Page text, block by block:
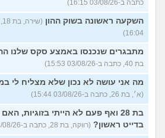
כתבה ב-03/08/26 16:15)
השקעה ראשונה בשוק ההון
16:04)
מתבגרים שנכנסו באמצע סקס שלנו
בת 40, כתבה ב-03/08/26 15:53)
מה אני עושה לא נכון שלא מצליח לי
(א׳, בת 26, כתבה ב-03/08/26 15:44)
בת 28 ואף פעם לא הייתי בזוגיות,
בדייט ראשון? (רווקה, בת 28, כתבה ב-03/08/26 15:23)